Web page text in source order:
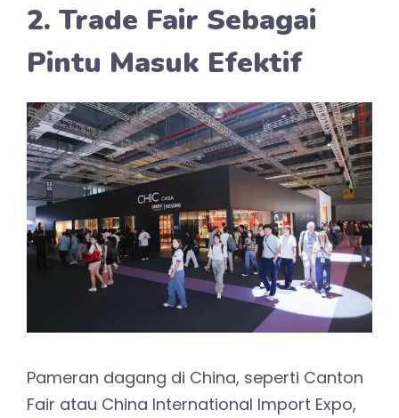
2. Trade Fair Sebagai
Pintu Masuk Efektif
Pameran dagang di China, seperti Canton
Fair atau China International Import Expo,